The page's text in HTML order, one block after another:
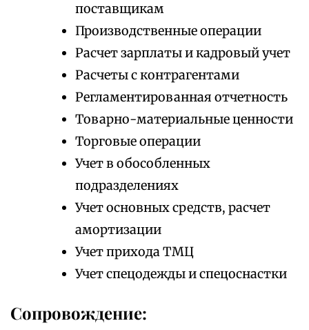
поставщикам
Производственные операции
Расчет зарплаты и кадровый учет
Расчеты с контрагентами
Регламентированная отчетность
Товарно-материальные ценности
Торговые операции
Учет в обособленных
подразделениях
Учет основных средств, расчет
амортизации
Учет прихода ТМЦ
Учет спецодежды и спецоснастки
Сопровождение: